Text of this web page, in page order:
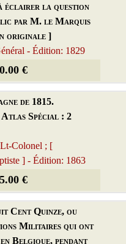
éclairer la question
par M. le Marquis
originale ]
- Édition: 1829
€
de 1815.
Spécial : 2
Colonel ; [
] - Édition: 1863
€
Cent Quinze, ou
Militaires qui ont
Belgique, pendant